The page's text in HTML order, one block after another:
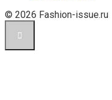
© 2026 Fashion-issue.ru